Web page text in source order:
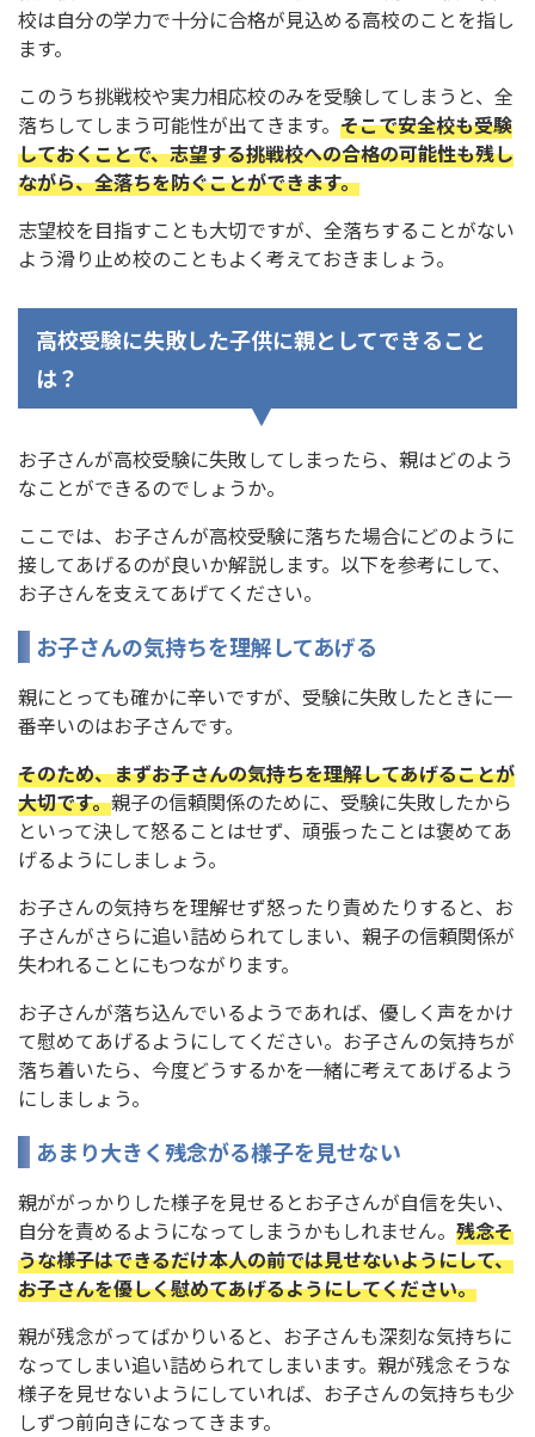
校は自分の学力で十分に合格が見込める高校のことを指し
ます。
このうち挑戦校や実力相応校のみを受験してしまうと、全
落ちしてしまう可能性が出てきます。 そこで安全校も受験
しておくことで、志望する挑戦校への合格の可能性も残し
ながら、全落ちを防ぐことができます。
志望校を目指すことも大切ですが、全落ちすることがない
よう滑り止め校のこともよく考えておきましょう。
高校受験に失敗した子供に親としてできること
は？
お子さんが高校受験に失敗してしまったら、親はどのよう
なことができるのでしょうか。
ここでは、お子さんが高校受験に落ちた場合にどのように
接してあげるのが良いか解説します。以下を参考にして、
お子さんを支えてあげてください。
お子さんの気持ちを理解してあげる
親にとっても確かに辛いですが、受験に失敗したときに一
番辛いのはお子さんです。
そのため、まずお子さんの気持ちを理解してあげることが
大切です。親子の信頼関係のために、受験に失敗したから
といって決して怒ることはせず、頑張ったことは褒めてあ
げるようにしましょう。
お子さんの気持ちを理解せず怒ったり責めたりすると、お
子さんがさらに追い詰められてしまい、親子の信頼関係が
失われることにもつながります。
お子さんが落ち込んでいるようであれば、優しく声をかけ
て慰めてあげるようにしてください。お子さんの気持ちが
落ち着いたら、今度どうするかを一緒に考えてあげるよう
にしましょう。
あまり大きく残念がる様子を見せない
親ががっかりした様子を見せるとお子さんが自信を失い、
自分を責めるようになってしまうかもしれません。 残念そ
うな様子はできるだけ本人の前では見せないようにして、
お子さんを優しく慰めてあげるようにしてください。
親が残念がってばかりいると、お子さんも深刻な気持ちに
なってしまい追い詰められてしまいます。親が残念そうな
様子を見せないようにしていれば、お子さんの気持ちも少
しずつ前向きになってきます。